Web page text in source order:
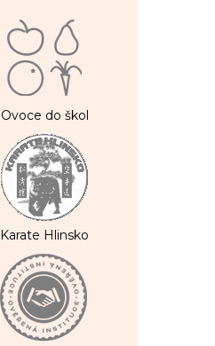
Ovoce do škol
Karate Hlinsko